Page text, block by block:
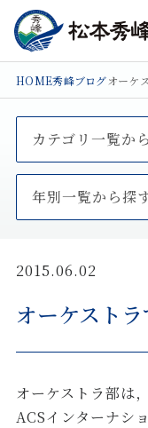
HOME秀峰ブログオーケ
カテゴリ一覧か
年別一覧から探
2015.06.02
オーケスト
オーケストラ部は
ACSインターナシ